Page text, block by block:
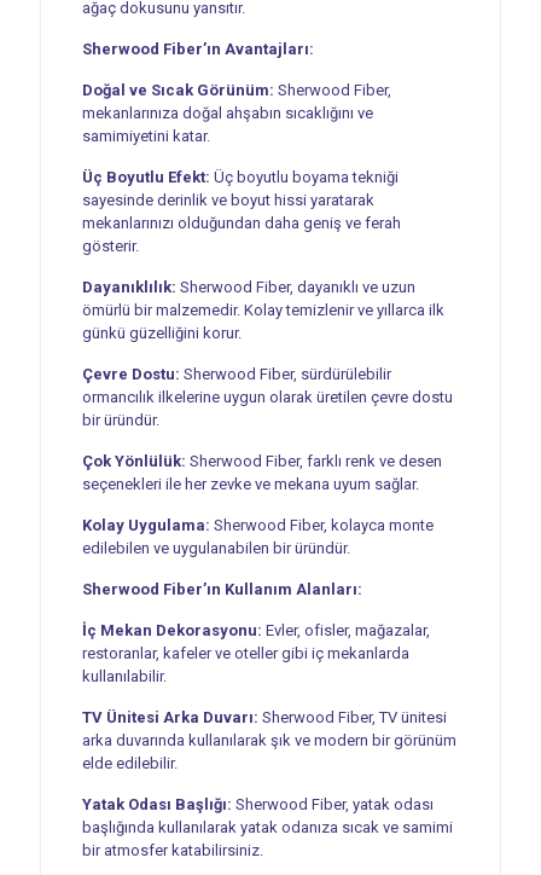
ağaç dokusunu yansıtır.
Sherwood Fiber’ın Avantajları:
Doğal ve Sıcak Görünüm: Sherwood Fiber,
mekanlarınıza doğal ahşabın sıcaklığını ve
samimiyetini katar.
Üç Boyutlu Efekt: Üç boyutlu boyama tekniği
sayesinde derinlik ve boyut hissi yaratarak
mekanlarınızı olduğundan daha geniş ve ferah
gösterir.
Dayanıklılık: Sherwood Fiber, dayanıklı ve uzun
ömürlü bir malzemedir. Kolay temizlenir ve yıllarca ilk
günkü güzelliğini korur.
Çevre Dostu: Sherwood Fiber, sürdürülebilir
ormancılık ilkelerine uygun olarak üretilen çevre dostu
bir üründür.
Çok Yönlülük: Sherwood Fiber, farklı renk ve desen
seçenekleri ile her zevke ve mekana uyum sağlar.
Kolay Uygulama: Sherwood Fiber, kolayca monte
edilebilen ve uygulanabilen bir üründür.
Sherwood Fiber’ın Kullanım Alanları:
İç Mekan Dekorasyonu: Evler, ofisler, mağazalar,
restoranlar, kafeler ve oteller gibi iç mekanlarda
kullanılabilir.
TV Ünitesi Arka Duvarı: Sherwood Fiber, TV ünitesi
arka duvarında kullanılarak şık ve modern bir görünüm
elde edilebilir.
Yatak Odası Başlığı: Sherwood Fiber, yatak odası
başlığında kullanılarak yatak odanıza sıcak ve samimi
bir atmosfer katabilirsiniz.